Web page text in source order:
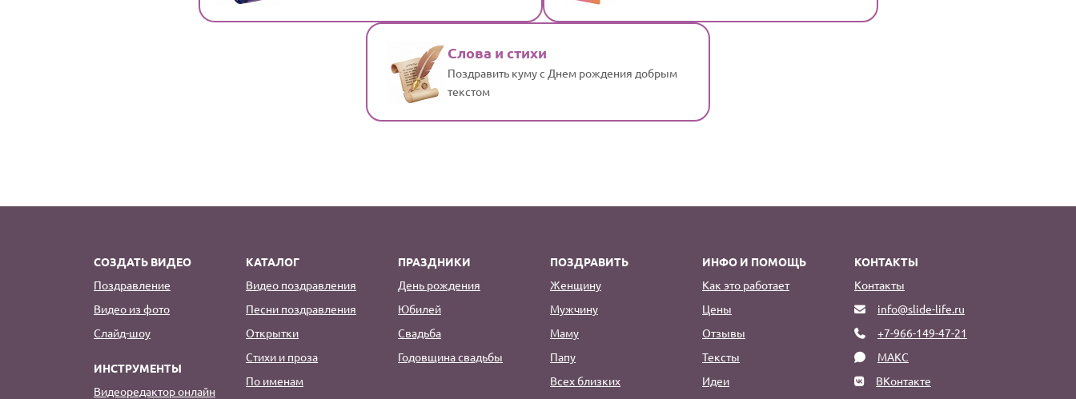
Слова и стихи
Поздравить куму с Днем рождения добрым
текстом
СОЗДАТЬ ВИДЕО
Поздравление
Видео из фото
Слайд-шоу
ИНСТРУМЕНТЫ
Видеоредактор онлайн
КАТАЛОГ
Видео поздравления
Песни поздравления
Открытки
Стихи и проза
По именам
ПРАЗДНИКИ
День рождения
Юбилей
Свадьба
Годовщина свадьбы
ПОЗДРАВИТЬ
Женщину
Мужчину
Маму
Папу
Всех близких
ИНФО И ПОМОЩЬ
Как это работает
Цены
Отзывы
Тексты
Идеи
КОНТАКТЫ
Контакты
info@slide-life.ru
+7-966-149-47-21
МАКС
ВКонтакте